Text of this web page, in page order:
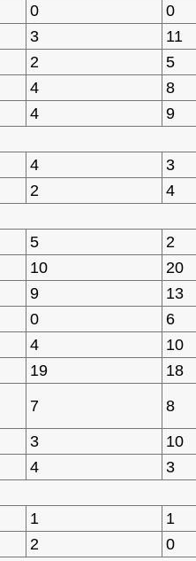
0 0
3 11
2 5
4 8
4 9
4 3
2 4
5 2
10 20
9 13
0 6
4 10
19 18
7 8
3 10
4 3
1 1
2 0